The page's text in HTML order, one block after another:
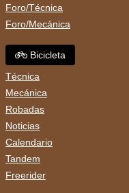
Foro/Técnica
Foro/Mecánica
Bicicleta
Técnica
Mecánica
Robadas
Noticias
Calendario
Tandem
Freerider